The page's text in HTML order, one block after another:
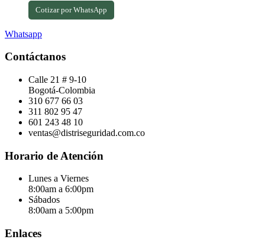
Cotizar por WhatsApp
Whatsapp
Contáctanos
Calle 21 # 9-10
Bogotá-Colombia
310 677 66 03
311 802 95 47
601 243 48 10
ventas@distriseguridad.com.co
Horario de Atención
Lunes a Viernes
8:00am a 6:00pm
Sábados
8:00am a 5:00pm
Enlaces